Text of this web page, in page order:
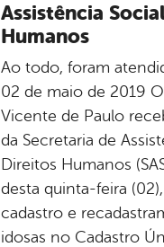
Assistência
Humanos
Ao todo, foram
02 de maio de 2019
Vicente de Paulo
da Secretaria de
Direitos Humanos
desta quinta-feira
cadastro e
idosas no Cadastro